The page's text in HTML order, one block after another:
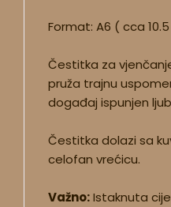
Format: A6 ( cca
Čestitka za
pruža trajnu
događaj ispunjen
Čestitka dolazi sa
celofan vrećicu.
Važno:Istaknuta